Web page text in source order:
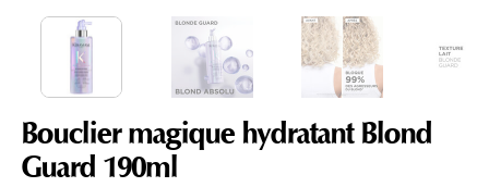
Bouclier magique hydratant Blond
Guard 190ml